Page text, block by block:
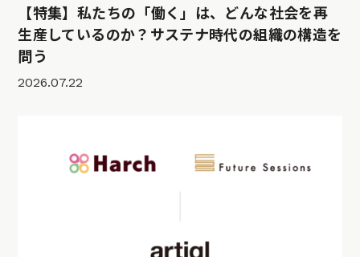
【特集】私たちの「働く」は、どんな社会を再
生産しているのか？サステナ時代の組織の構造を
問う
2026.07.22